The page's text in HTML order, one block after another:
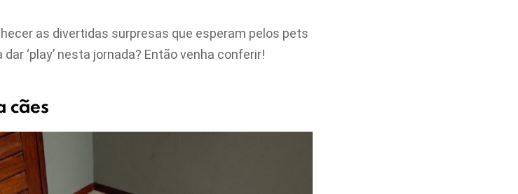
as divertidas surpresas que esperam pelos pets
‘play’ nesta jornada? Então venha conferir!
cães